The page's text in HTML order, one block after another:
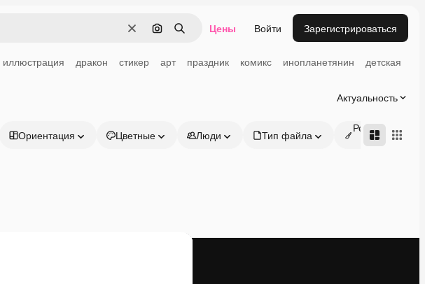
ОчиститьПоиск по изображению
Поиск Цены Войти Зарегистрироваться
иллюстрация дракон стикер арт праздник комикс инопланетянин детская
Актуальность
Ориентация Цветные Люди Тип файла
Редактируемые
онлайн